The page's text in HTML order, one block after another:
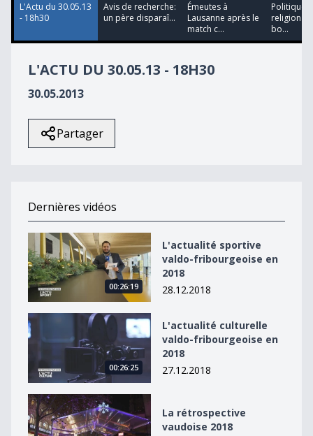
L'Actu du 30.05.13
- 18h30
Avis de recherche:
un père disparaî...
Émeutes à
Lausanne après le
match c...
Politique
religion
bo...
L'ACTU DU 30.05.13 - 18H30
30.05.2013
Partager
Dernières vidéos
L&#039;actualité sportive valdo-fribourgeoise en 2018
00:26:19
L'actualité sportive
valdo-fribourgeoise en
2018
28.12.2018
L&#039;actualité culturelle valdo-fribourgeoise en
00:26:25
L'actualité culturelle
valdo-fribourgeoise en
2018
27.12.2018
La rétrospective vaudoise 2018
La rétrospective
vaudoise 2018